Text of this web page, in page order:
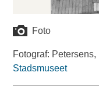
Foto
Fotograf:
Stadsmuseet